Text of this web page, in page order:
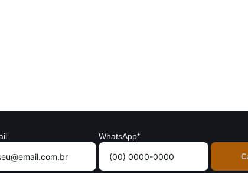
WhatsApp*